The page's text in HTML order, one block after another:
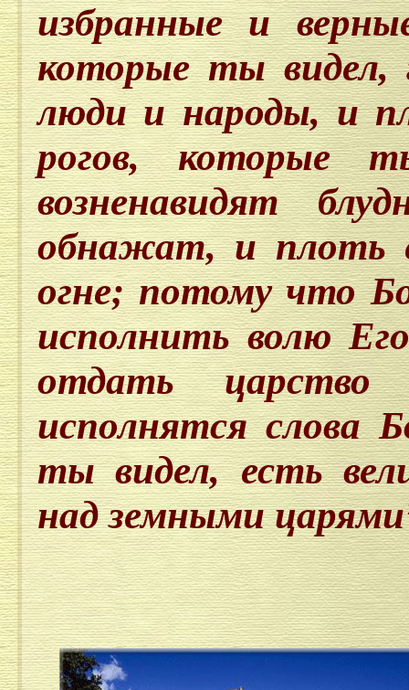
избранные и
которые ты видел,
люди и народы, и
рогов, которые
возненавидят
обнажат, и плоть
огне; потому что
исполнить волю
отдать
исполнятся
ты видел, есть
над земными